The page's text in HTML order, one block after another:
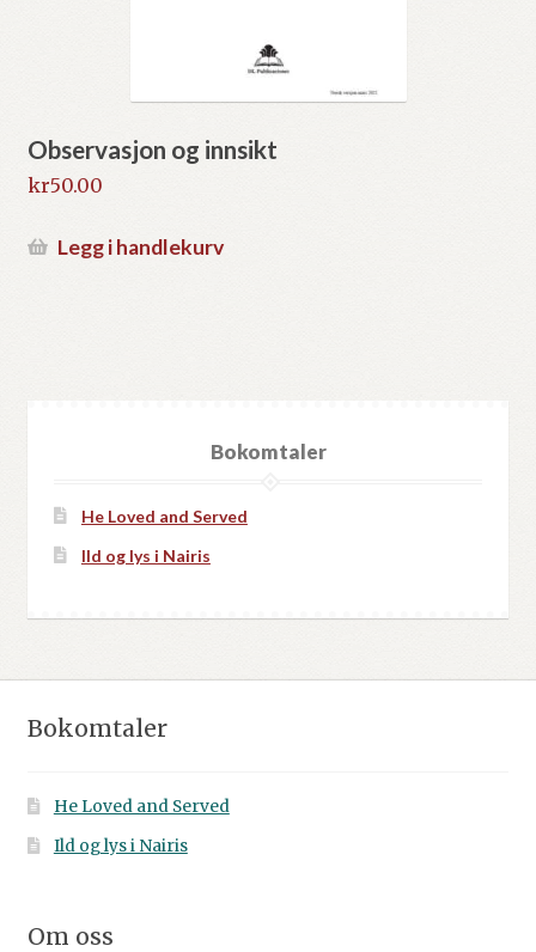
Observasjon og innsikt
kr50.00
Legg i handlekurv
Bokomtaler
He Loved and Served
Ild og lys i Nairis
Bokomtaler
He Loved and Served
Ild og lys i Nairis
Om oss